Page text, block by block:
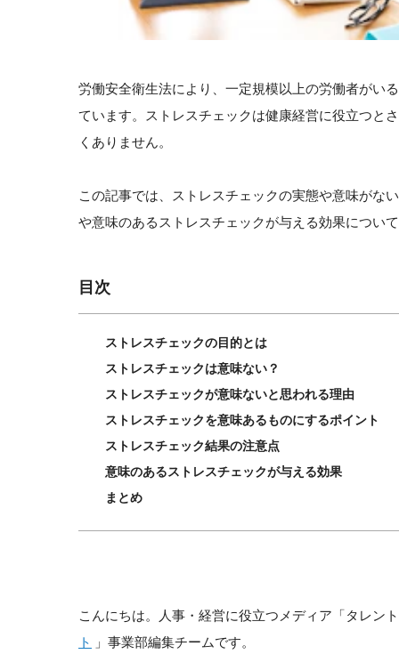
労働安全衛生法により、一定規模以上の労働者がい
ています。ストレスチェックは健康経営に役立つと
くありません。
この記事では、ストレスチェックの実態や意味がな
や意味のあるストレスチェックが与える効果につい
目次
ストレスチェックの目的とは
ストレスチェックは意味ない？
ストレスチェックが意味ないと思われる理由
ストレスチェックを意味あるものにするポイント
ストレスチェック結果の注意点
意味のあるストレスチェックが与える効果
まとめ
こんにちは。人事・経営に役立つメディア「タレン
ト
」事業部編集チームです。